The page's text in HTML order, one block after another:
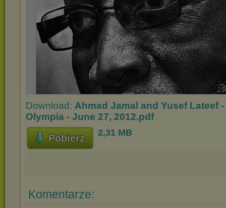
Download: Ahmad Jamal and Yusef Lateef
Olympia - June 27, 2012.pdf
Pobierz 2,31 MB
Komentarze: